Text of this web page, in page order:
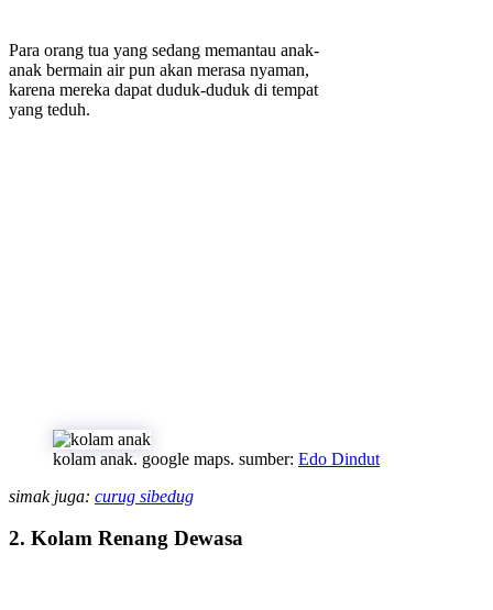
Para orang tua yang sedang memantau anak-
anak bermain air pun akan merasa nyaman,
karena mereka dapat duduk-duduk di tempat
yang teduh.
kolam anak. google maps. sumber: Edo Dindut
simak juga: curug sibedug
2. Kolam Renang Dewasa